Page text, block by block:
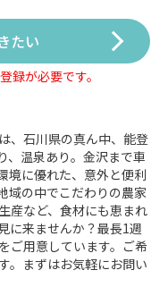
たい
録が必要です。
、石川県の真ん中、能登
、温泉あり。金沢まで車
境に優れた、意外と便利
域の中でこだわりの農家
産など、食材にも恵まれ
に来ませんか？最長1週
ご用意しています。ご希
。まずはお気軽にお問い